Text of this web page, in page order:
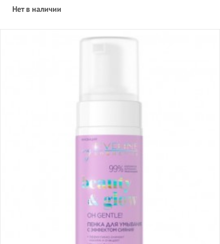
Нет в наличии